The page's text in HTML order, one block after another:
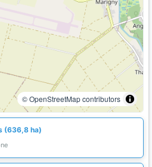
© OpenStreetMap contributors
(636,8 ha)